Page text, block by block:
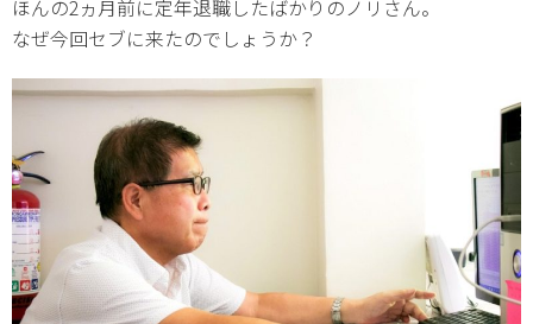
ほんの2ヵ月前に定年退職したばかりのノリさん。
なぜ今回セブに来たのでしょうか？